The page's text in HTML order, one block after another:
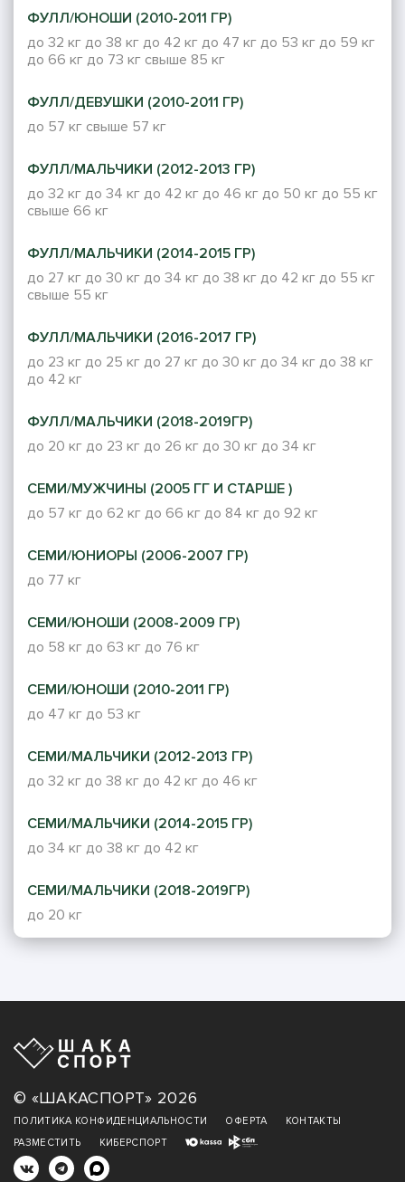
ФУЛЛ/ЮНОШИ (2010-2011 ГР)
до 32 кг до 38 кг до 42 кг до 47 кг до 53 кг до 59 кг
до 66 кг до 73 кг свыше 85 кг
ФУЛЛ/ДЕВУШКИ (2010-2011 ГР)
до 57 кг свыше 57 кг
ФУЛЛ/МАЛЬЧИКИ (2012-2013 ГР)
до 32 кг до 34 кг до 42 кг до 46 кг до 50 кг до 55 кг
свыше 66 кг
ФУЛЛ/МАЛЬЧИКИ (2014-2015 ГР)
до 27 кг до 30 кг до 34 кг до 38 кг до 42 кг до 55 кг
свыше 55 кг
ФУЛЛ/МАЛЬЧИКИ (2016-2017 ГР)
до 23 кг до 25 кг до 27 кг до 30 кг до 34 кг до 38 кг
до 42 кг
ФУЛЛ/МАЛЬЧИКИ (2018-2019ГР)
до 20 кг до 23 кг до 26 кг до 30 кг до 34 кг
СЕМИ/МУЖЧИНЫ (2005 ГГ И СТАРШЕ )
до 57 кг до 62 кг до 66 кг до 84 кг до 92 кг
СЕМИ/ЮНИОРЫ (2006-2007 ГР)
до 77 кг
СЕМИ/ЮНОШИ (2008-2009 ГР)
до 58 кг до 63 кг до 76 кг
СЕМИ/ЮНОШИ (2010-2011 ГР)
до 47 кг до 53 кг
СЕМИ/МАЛЬЧИКИ (2012-2013 ГР)
до 32 кг до 38 кг до 42 кг до 46 кг
СЕМИ/МАЛЬЧИКИ (2014-2015 ГР)
до 34 кг до 38 кг до 42 кг
СЕМИ/МАЛЬЧИКИ (2018-2019ГР)
до 20 кг
© «ШАКАСПОРТ» 2026
ПОЛИТИКА КОНФИДЕНЦИАЛЬНОСТИ ОФЕРТА
КОНТАКТЫ
РАЗМЕСТИТЬ
КИБЕРСПОРТ